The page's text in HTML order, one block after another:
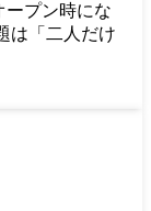
ープン時にな
は「二人だけ